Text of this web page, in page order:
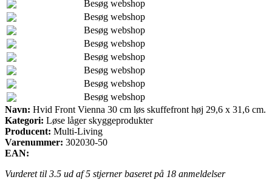
Besøg webshop
Besøg webshop
Besøg webshop
Besøg webshop
Besøg webshop
Besøg webshop
Besøg webshop
Besøg webshop
Navn: Hvid Front Vienna 30 cm løs skuffefront høj 29,6 x 31,6 cm.
Kategori: Løse låger skyggeprodukter
Producent: Multi-Living
Varenummer: 302030-50
EAN:
Vurderet til 3.5 ud af 5 stjerner baseret på 18 anmeldelser